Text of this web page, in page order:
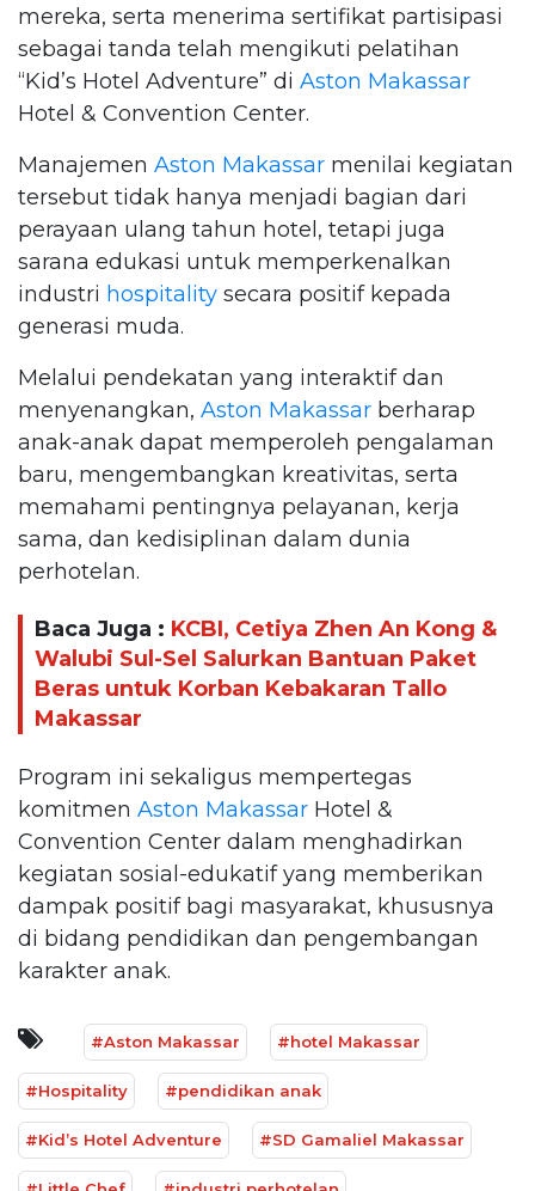
mereka, serta menerima sertifikat partisipasi
sebagai tanda telah mengikuti pelatihan
“Kid’s Hotel Adventure” di Aston Makassar
Hotel & Convention Center.
Manajemen Aston Makassar menilai kegiatan
tersebut tidak hanya menjadi bagian dari
perayaan ulang tahun hotel, tetapi juga
sarana edukasi untuk memperkenalkan
industri hospitality secara positif kepada
generasi muda.
Melalui pendekatan yang interaktif dan
menyenangkan, Aston Makassar berharap
anak-anak dapat memperoleh pengalaman
baru, mengembangkan kreativitas, serta
memahami pentingnya pelayanan, kerja
sama, dan kedisiplinan dalam dunia
perhotelan.
Baca Juga : KCBI, Cetiya Zhen An Kong &
Walubi Sul-Sel Salurkan Bantuan Paket
Beras untuk Korban Kebakaran Tallo
Makassar
Program ini sekaligus mempertegas
komitmen Aston Makassar Hotel &
Convention Center dalam menghadirkan
kegiatan sosial-edukatif yang memberikan
dampak positif bagi masyarakat, khususnya
di bidang pendidikan dan pengembangan
karakter anak.
#Aston Makassar #hotel Makassar
#Hospitality #pendidikan anak
#Kid’s Hotel Adventure #SD Gamaliel Makassar